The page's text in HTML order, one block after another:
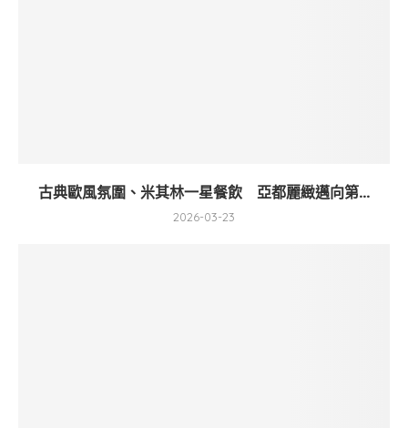
古典歐風氛圍、米其林一星餐飲 亞都麗緻邁向第...
2026-03-23